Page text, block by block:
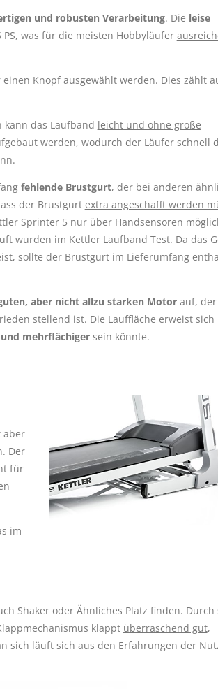
und robusten Verarbeitung. Die leise
was für die meisten Hobbyläufer
einen Knopf ausgewählt werden. Dies zählt
das Laufband leicht und ohne große
werden, wodurch der Läufer schnell
fehlende Brustgurt, der bei anderen
der Brustgurt extra angeschafft werden
Sprinter 5 nur über Handsensoren
wurden im Kettler Laufband Test. Da das
sollte der Brustgurt im Lieferumfang
aber nicht allzu starken Motorauf,
stellend ist. Die Lauffläche erweist sich
mehrflächigersein könnte.
aber
Der
für
im
Shaker oder Ähnliches Platz finden. Durch
klappt überraschend gut,
sich läuft sich aus den Erfahrungen der